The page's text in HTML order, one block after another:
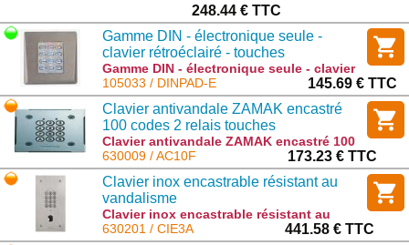
rétroéclairées - 4 relais - 99 codes :
EX7M-102A
248.44 € TTC
Gamme DIN - électronique seule -
clavier rétroéclairé - touches
métalliques - 2 relais - 99 codes, fournie
sans cadre
Gamme DIN - électronique seule - clavier
rétroéclairé - touches métalliques - 2
relais - 99 codes, fournie sans cadre :
DINPAD-E
105033 / DINPAD-E
145.69 € TTC
Clavier antivandale ZAMAK encastré
100 codes 2 relais touches
rétroéclairées
Clavier antivandale ZAMAK encastré 100
codes 2 relais touches rétroéclairées :
AC10F
630009 / AC10F
173.23 € TTC
Clavier inox encastrable résistant au
vandalisme
Clavier inox encastrable résistant au
vandalisme : CIE3A
630201 / CIE3A
441.58 € TTC